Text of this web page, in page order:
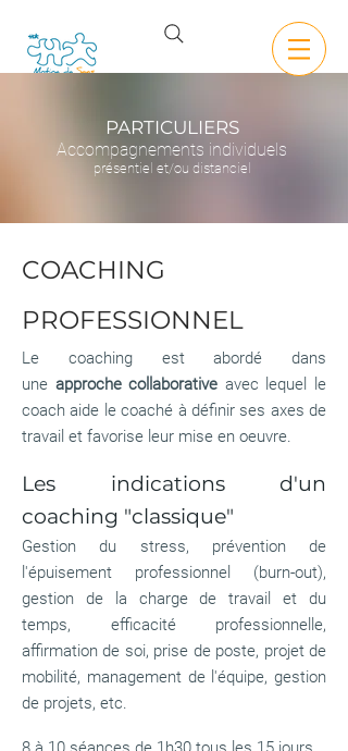
PARTICULIERS
Accompagnements individuels
présentiel et/ou distanciel
COACHING
PROFESSIONNEL
Le coaching est abordé dans
une approche collaborative avec lequel le
coach aide le coaché à définir ses axes de
travail et favorise leur mise en oeuvre.
Les indications d'un
coaching "classique"
Gestion du stress, prévention de
l'épuisement professionnel (burn-out),
gestion de la charge de travail et du
temps, efficacité professionnelle,
affirmation de soi, prise de poste, projet de
mobilité, management de l'équipe, gestion
de projets, etc.